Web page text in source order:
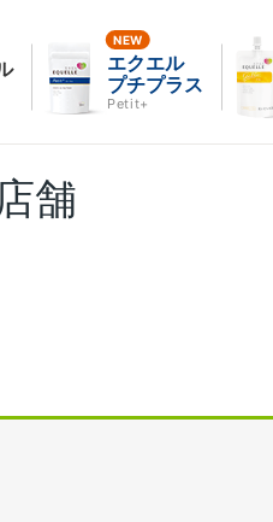
エクエル
プチプラス
Petit+
舗